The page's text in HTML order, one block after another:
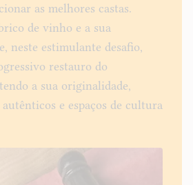
as melhores castas.
de vinho e a sua
neste estimulante desafio,
restauro do
a sua originalidade,
e espaços de cultura